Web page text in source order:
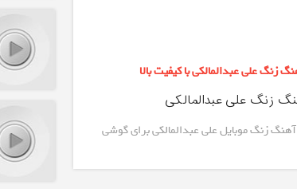
زنگ علی عبدالمالکی با کیفیت بالا
زنگ علی عبدالمالکی
زنگ موبایل علی عبدالمالکی برای گوشی